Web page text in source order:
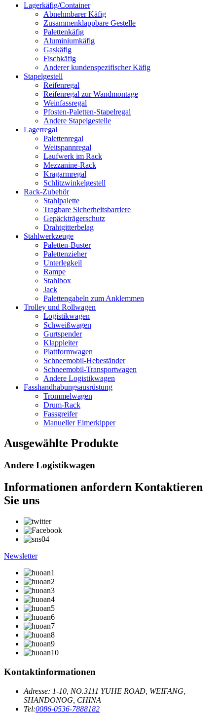
Lagerkäfig/Container
Abnehmbarer Käfig
Zusammenklappbare Gestelle
Palettenkäfig
Aluminiumkäfig
Gaskäfig
Fischkäfig
Anderer kundenspezifischer Käfig
Stapelgestell
Reifenregal
Reifenregal zur Wandmontage
Weinfassregal
Pfosten-Paletten-Stapelregal
Andere Stapelgestelle
Lagerregal
Palettenregal
Weitspannregal
Laufwerk im Rack
Mezzanine-Rack
Kragarmregal
Schlitzwinkelgestell
Rack-Zubehör
Stahlpalette
Tragbare Sicherheitsbarriere
Gepäckträgerschutz
Drahtgitterbelag
Stahlwerkzeuge
Paletten-Buster
Palettenzieher
Unterlegkeil
Rampe
Stahlbox
Jack
Palettengabeln zum Anklemmen
Trolley und Rollwagen
Logistikwagen
Schweißwagen
Gurtspender
Klappleiter
Plattformwagen
Schneemobil-Hebeständer
Schneemobil-Transportwagen
Andere Logistikwagen
Fasshandhabungsausrüstung
Trommelwagen
Drum-Rack
Fassgreifer
Manueller Eimerkipper
Ausgewählte Produkte
Andere Logistikwagen
Informationen anfordern Kontaktieren
Sie uns
Newsletter
Kontaktinformationen
Adresse: 1-10, NO.3111 YUHE ROAD, WEIFANG,
SHANDONOG, CHINA
Tel:0086-0536-7888182